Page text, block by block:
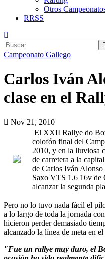
Otros
RRSS
Campeonato Gallego
Carlos Iván
clase en el
Nov 21, 2010
El XXII Rallye do
colofón final del
2010, y en la lluviosa
de carretera a la
de Carlos Iván
Saxo VTS 1.6 16v de
alcanzar la segunda
Pero no lo tuvo nada fácil el
a lo largo de toda la jornada
hicieron perder demasiado
alcanzado la línea de meta en
"Fue un rallye muy duro, el